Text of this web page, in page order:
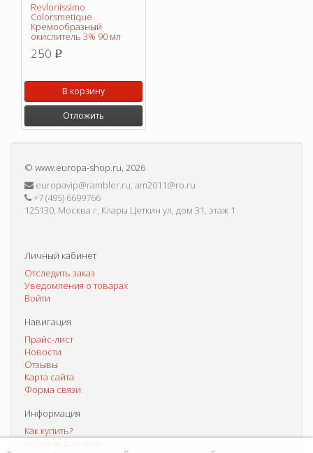
Revlonissimo
Colorsmetique
Кремообразный
окислитель 3% 90 мл
250 p
В корзину
Отложить
© www.europa-shop.ru, 2026
europavip@rambler.ru, am2011@ro.ru
+7 (495) 6699766
125130, Москва г, Клары Цеткин ул, дом 31, этаж 1
Личный кабинет
Отследить заказ
Уведомления о товарах
Войти
Навигация
Прайс-лист
Новости
Отзывы
Карта сайта
Форма связи
Информация
Как купить?